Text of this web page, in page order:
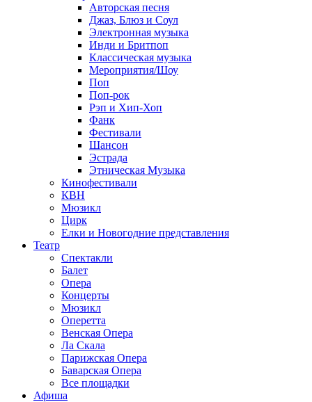
Авторская песня
Джаз, Блюз и Соул
Электронная музыка
Инди и Бритпоп
Классическая музыка
Мероприятия/Шоу
Поп
Поп-рок
Рэп и Хип-Хоп
Фанк
Фестивали
Шансон
Эстрада
Этническая Музыка
Кинофестивали
КВН
Мюзикл
Цирк
Елки и Новогодние представления
Театр
Спектакли
Балет
Опера
Концерты
Мюзикл
Оперетта
Венская Опера
Ла Скала
Парижская Опера
Баварская Опера
Все площадки
Афиша